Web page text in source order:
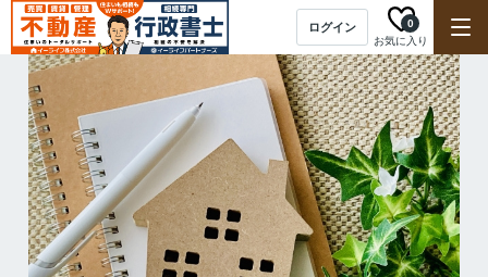
ログイン
お気に入り
0